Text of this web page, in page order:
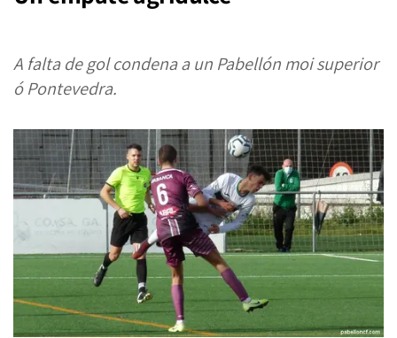
A falta de gol condena a un Pabellón moi superior
ó Pontevedra.